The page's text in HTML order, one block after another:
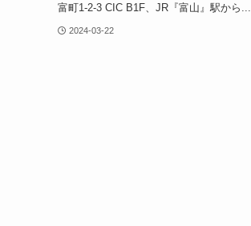
富町1-2-3 CIC B1F、JR『富山』駅から...
2024-03-22